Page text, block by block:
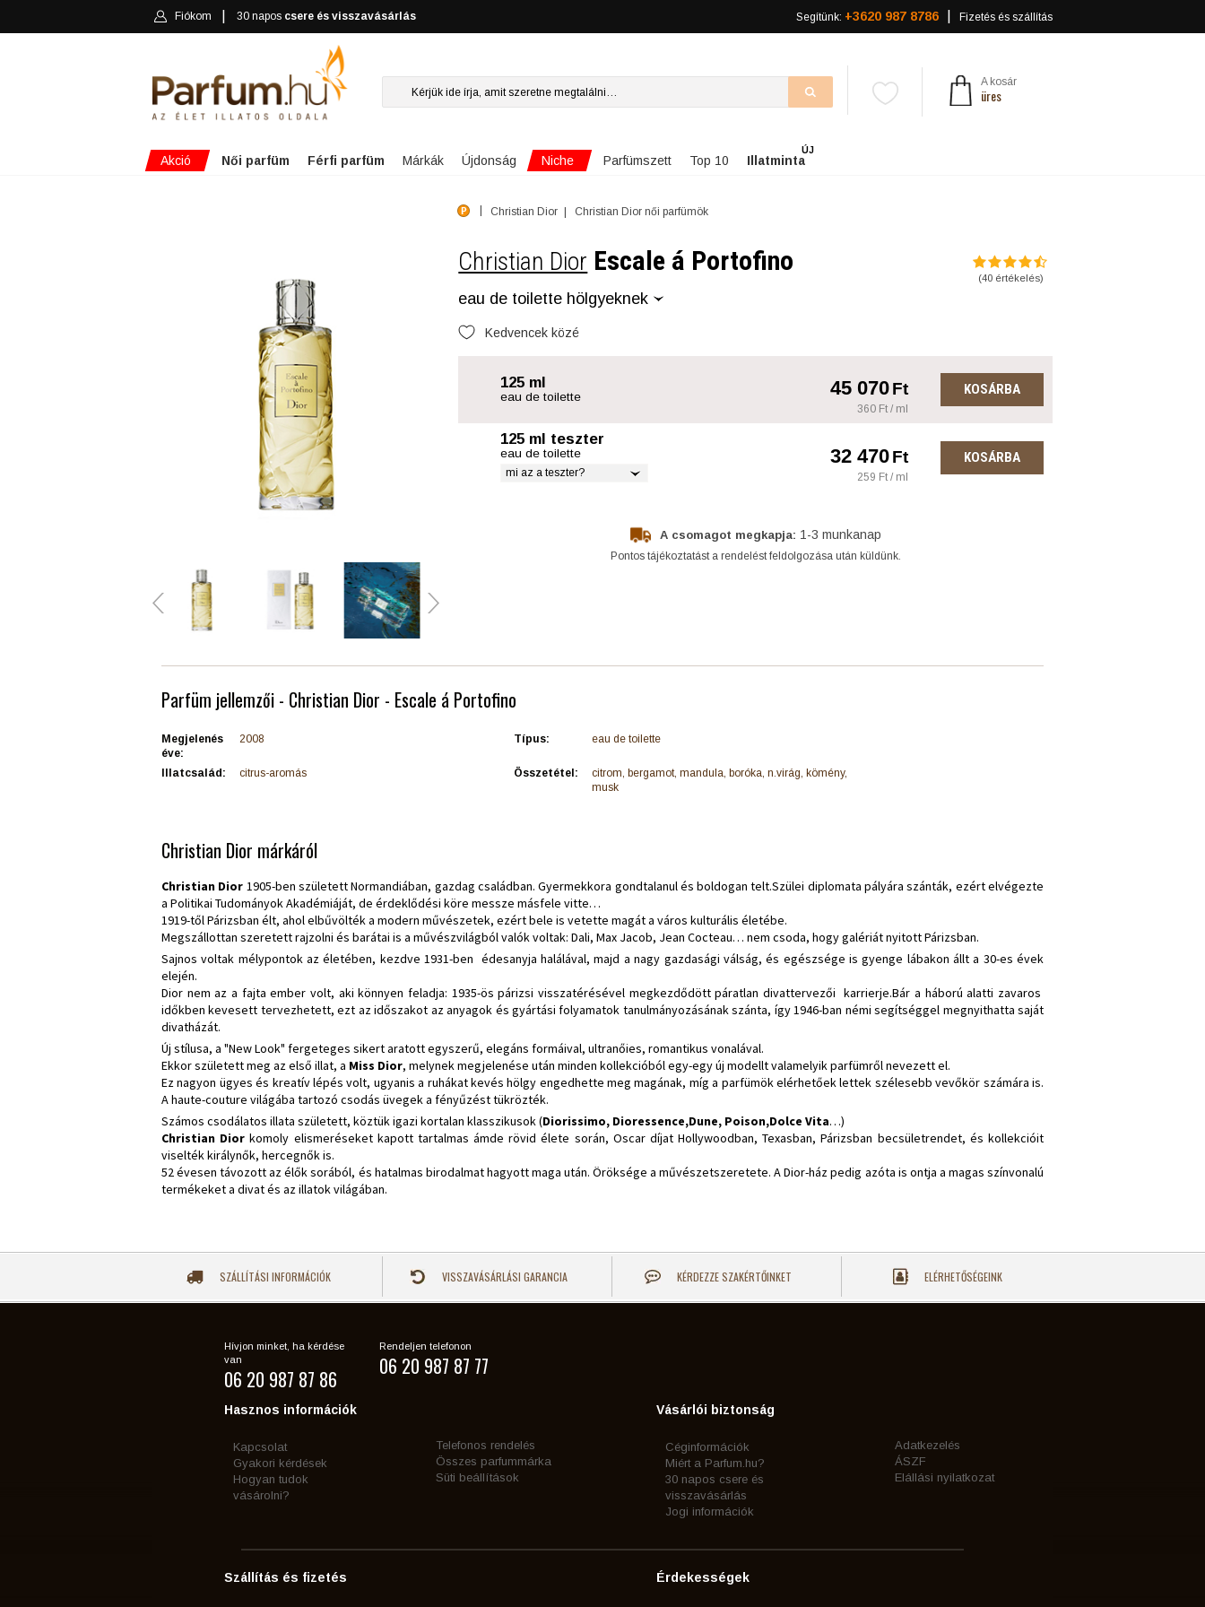
Fiókom 30 napos csere és visszavásárlás Segítünk: +3620 987 8786 Fizetés és szállítás
A kosár
üres
Akció Női parfüm Férfi parfüm Márkák Újdonság Niche Parfümszett Top 10 Illatminta
ÚJ
Christian Dior Christian Dior női parfümök
Christian Dior Escale á Portofino
eau de toilette hölgyeknek
Kedvencek közé
(40értékelés)
125 ml
eau de toilette 45 070Ft
360 Ft / ml
KOSÁRBA
125 ml teszter
eau de toilette
mi az a teszter?
32 470Ft
259 Ft / ml
KOSÁRBA
A csomagot megkapja: 1-3 munkanap
Pontos tájékoztatást a rendelést feldolgozása után küldünk.
Parfüm jellemzői - Christian Dior - Escale á Portofino
Megjelenés
éve:
2008 Típus: eau de toilette
Illatcsalád: citrus-aromás Összetétel:
citrom, bergamot, mandula, boróka, n.virág, kömény,
musk
Christian Dior márkáról
Christian Dior 1905-ben született Normandiában, gazdag családban. Gyermekkora gondtalanul és boldogan telt.Szülei diplomata pályára szánták, ezért elvégezte
a Politikai Tudományok Akadémiáját, de érdeklődési köre messze másfele vitte…
1919-től Párizsban élt, ahol elbűvölték a modern művészetek, ezért bele is vetette magát a város kulturális életébe.
Megszállottan szeretett rajzolni és barátai is a művészvilágból valók voltak: Dali, Max Jacob, Jean Cocteau… nem csoda, hogy galériát nyitott Párizsban.
Sajnos voltak mélypontok az életében, kezdve 1931-ben édesanyja halálával, majd a nagy gazdasági válság, és egészsége is gyenge lábakon állt a 30-es évek
elején.
Dior nem az a fajta ember volt, aki könnyen feladja: 1935-ös párizsi visszatérésével megkezdődött páratlan divattervezői karrierje.Bár a háború alatti zavaros
időkben kevesett tervezhetett, ezt az időszakot az anyagok és gyártási folyamatok tanulmányozásának szánta, így 1946-ban némi segítséggel megnyithatta saját
divatházát.
Új stílusa, a "New Look" fergeteges sikert aratott egyszerű, elegáns formáival, ultranőies, romantikus vonalával.
Ekkor született meg az első illat, a Miss Dior, melynek megjelenése után minden kollekcióból egy-egy új modellt valamelyik parfümről nevezett el.
Ez nagyon ügyes és kreatív lépés volt, ugyanis a ruhákat kevés hölgy engedhette meg magának, míg a parfümök elérhetőek lettek szélesebb vevőkör számára is.
A haute-couture világába tartozó csodás üvegek a fényűzést tükrözték.
Számos csodálatos illata született, köztük igazi kortalan klasszikusok (Diorissimo, Dioressence,Dune, Poison,Dolce Vita…)
Christian Dior komoly elismeréseket kapott tartalmas ámde rövid élete során, Oscar díjat Hollywoodban, Texasban, Párizsban becsületrendet, és kollekcióit
viselték királynők, hercegnők is.
52 évesen távozott az élők sorából, és hatalmas birodalmat hagyott maga után. Öröksége a művészetszeretete. A Dior-ház pedig azóta is ontja a magas színvonalú
termékeket a divat és az illatok világában.
SZÁLLÍTÁSI INFORMÁCIÓK VISSZAVÁSÁRLÁSI GARANCIA KÉRDEZZE SZAKÉRTŐINKET ELÉRHETŐSÉGEINK
Hívjon minket, ha kérdése
van
06 20 987 87 86
Rendeljen telefonon
06 20 987 87 77
Hasznos információk
Kapcsolat
Gyakori kérdések
Hogyan tudok
vásárolni?
Telefonos rendelés
Összes parfummárka
Süti beállítások
Vásárlói biztonság
Céginformációk
Miért a Parfum.hu?
30 napos csere és
visszavásárlás
Jogi információk
Adatkezelés
ÁSZF
Elállási nyilatkozat
Szállítás és fizetés Érdekességek